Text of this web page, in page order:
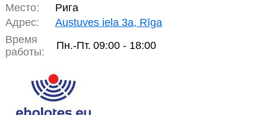
Место:
Рига
Адрес:
Austuves iela 3a, Rīga
Время
работы:
Пн.-Пт. 09:00 - 18:00